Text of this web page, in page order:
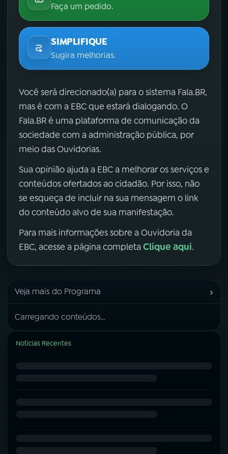
Faça um pedido.
SIMPLIFIQUE
Sugira melhorias.
Você será direcionado(a) para o sistema Fala.BR,
mas é com a EBC que estará dialogando. O
Fala.BR é uma plataforma de comunicação da
sociedade com a administração pública, por
meio das Ouvidorias.
Sua opinião ajuda a EBC a melhorar os serviços e
conteúdos ofertados ao cidadão. Por isso, não
se esqueça de incluir na sua mensagem o link
do conteúdo alvo de sua manifestação.
Para mais informações sobre a Ouvidoria da
EBC, acesse a página completa Clique aqui.
Veja mais do Programa ›
Carregando conteúdos...
Notícias Recentes